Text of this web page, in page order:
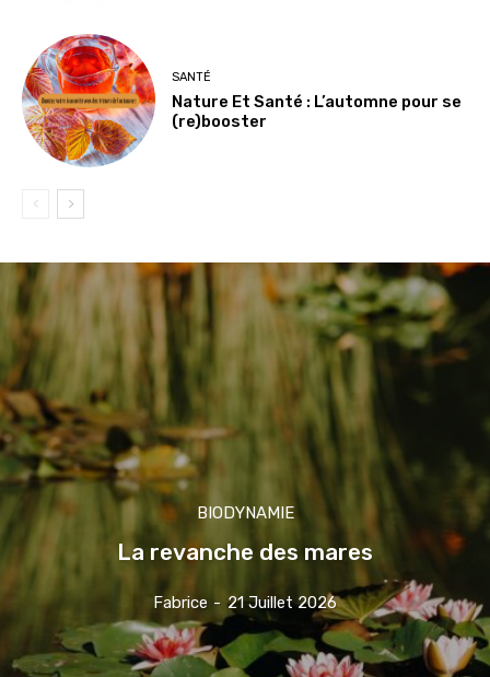
SANTÉ
Nature Et Santé : L’automne pour se
(re)booster
BIODYNAMIE
La revanche des mares
Fabrice - 21 Juillet 2026